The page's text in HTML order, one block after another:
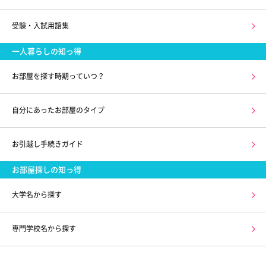
受験・入試用語集
一人暮らしの知っ得
お部屋を探す時期っていつ？
自分にあったお部屋のタイプ
お引越し手続きガイド
お部屋探しの知っ得
大学名から探す
専門学校名から探す